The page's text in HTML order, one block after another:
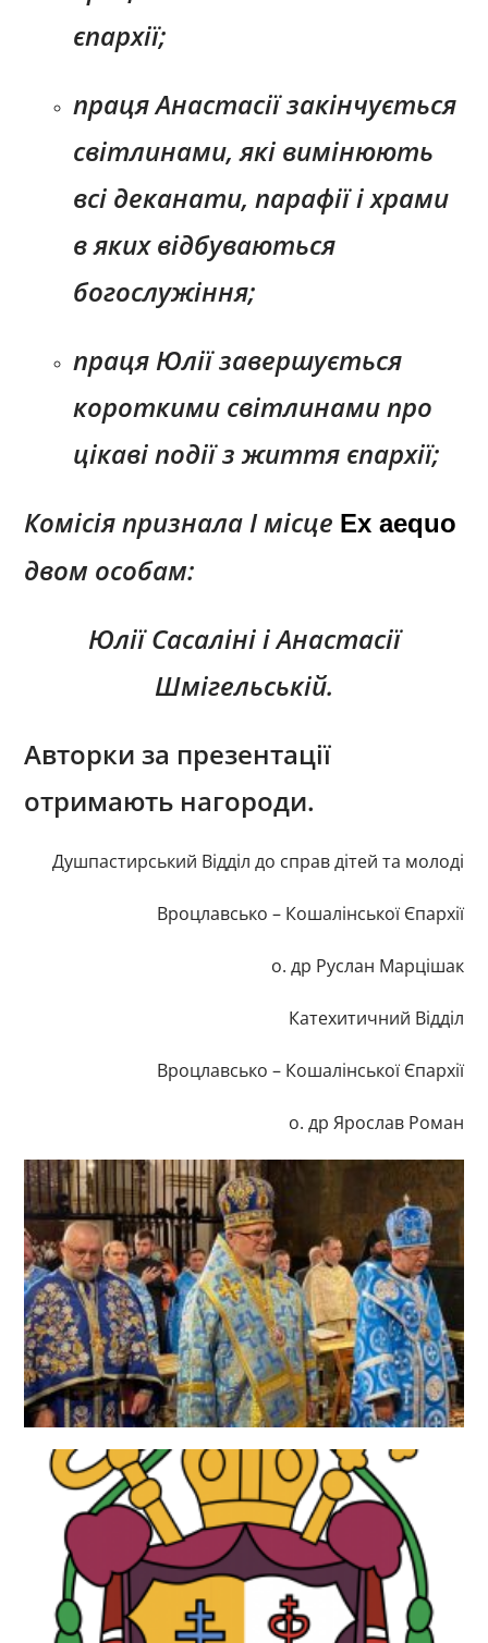
єпархії;
праця Анастасії закінчується
світлинами, які вимінюють
всі деканати, парафії і храми
в яких відбуваються
богослужіння;
праця Юлії завершується
короткими світлинами про
цікаві події з життя єпархії;
Комісія признала І місце Ex aequo
двом особам:
Юлії Сасаліні і Анастасії
Шмігельській.
Авторки за презентації
отримають нагороди.
Душпастирський Відділ до справ дітей та молоді
Вроцлавсько – Кошалінської Єпархії
о. др Руслан Марцішак
Катехитичний Відділ
Вроцлавсько – Кошалінської Єпархії
о. др Ярослав Роман